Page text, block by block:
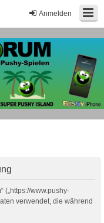
Anmelden
(„https://www.pushy-
verwendet, die während